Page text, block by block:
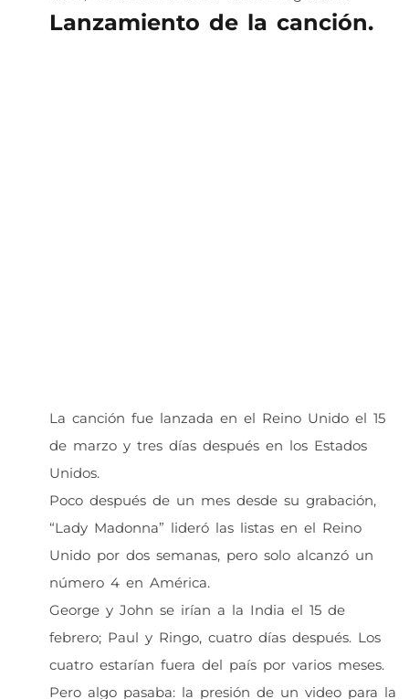
Lanzamiento de la canción.
La canción fue lanzada en el Reino Unido el 15
de marzo y tres días después en los Estados
Unidos.
Poco después de un mes desde su grabación,
“Lady Madonna” lideró las listas en el Reino
Unido por dos semanas, pero solo alcanzó un
número 4 en América.
George y John se irían a la India el 15 de
febrero; Paul y Ringo, cuatro días después. Los
cuatro estarían fuera del país por varios meses.
Pero algo pasaba: la presión de un video para la